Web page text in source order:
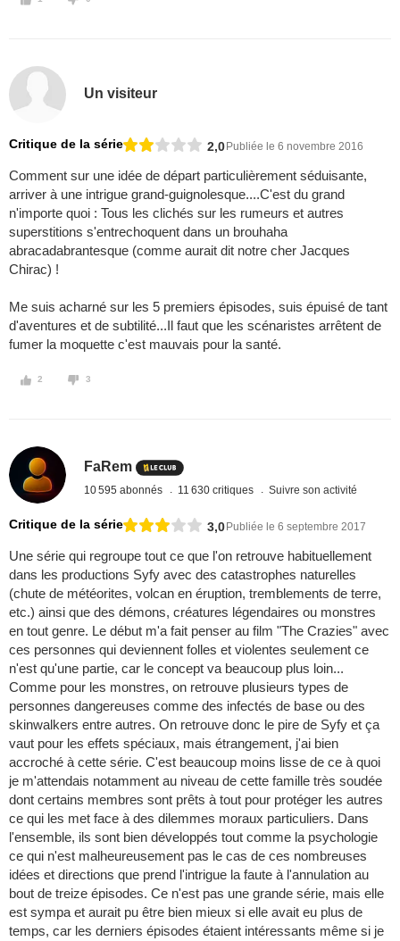
Un visiteur
Critique de la série 2,0 Publiée le 6 novembre 2016
Comment sur une idée de départ particulièrement séduisante,
arriver à une intrigue grand-guignolesque....C'est du grand
n'importe quoi : Tous les clichés sur les rumeurs et autres
superstitions s'entrechoquent dans un brouhaha
abracadabrantesque (comme aurait dit notre cher Jacques
Chirac) !
Me suis acharné sur les 5 premiers épisodes, suis épuisé de tant
d'aventures et de subtilité...Il faut que les scénaristes arrêtent de
fumer la moquette c'est mauvais pour la santé.
2 3
FaRem
10 595 abonnés 11 630 critiques Suivre son activité
Critique de la série 3,0 Publiée le 6 septembre 2017
Une série qui regroupe tout ce que l'on retrouve habituellement
dans les productions Syfy avec des catastrophes naturelles
(chute de météorites, volcan en éruption, tremblements de terre,
etc.) ainsi que des démons, créatures légendaires ou monstres
en tout genre. Le début m'a fait penser au film "The Crazies" avec
ces personnes qui deviennent folles et violentes seulement ce
n'est qu'une partie, car le concept va beaucoup plus loin...
Comme pour les monstres, on retrouve plusieurs types de
personnes dangereuses comme des infectés de base ou des
skinwalkers entre autres. On retrouve donc le pire de Syfy et ça
vaut pour les effets spéciaux, mais étrangement, j'ai bien
accroché à cette série. C'est beaucoup moins lisse de ce à quoi
je m'attendais notamment au niveau de cette famille très soudée
dont certains membres sont prêts à tout pour protéger les autres
ce qui les met face à des dilemmes moraux particuliers. Dans
l'ensemble, ils sont bien développés tout comme la psychologie
ce qui n'est malheureusement pas le cas de ces nombreuses
idées et directions que prend l'intrigue la faute à l'annulation au
bout de treize épisodes. Ce n'est pas une grande série, mais elle
est sympa et aurait pu être bien mieux si elle avait eu plus de
temps, car les derniers épisodes étaient intéressants même si je